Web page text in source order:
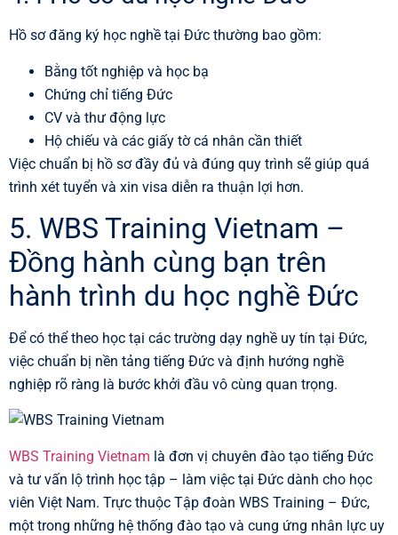
Hồ sơ đăng ký học nghề tại Đức thường bao gồm:
Bằng tốt nghiệp và học bạ
Chứng chỉ tiếng Đức
CV và thư động lực
Hộ chiếu và các giấy tờ cá nhân cần thiết
Việc chuẩn bị hồ sơ đầy đủ và đúng quy trình sẽ giúp quá
trình xét tuyển và xin visa diễn ra thuận lợi hơn.
5. WBS Training Vietnam –
Đồng hành cùng bạn trên
hành trình du học nghề Đức
Để có thể theo học tại các trường dạy nghề uy tín tại Đức,
việc chuẩn bị nền tảng tiếng Đức và định hướng nghề
nghiệp rõ ràng là bước khởi đầu vô cùng quan trọng.
WBS Training Vietnam là đơn vị chuyên đào tạo tiếng Đức
và tư vấn lộ trình học tập – làm việc tại Đức dành cho học
viên Việt Nam. Trực thuộc Tập đoàn WBS Training – Đức,
một trong những hệ thống đào tạo và cung ứng nhân lực uy